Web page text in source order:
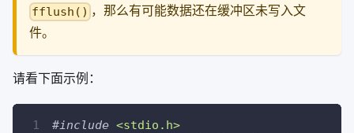
fflush() ，那么有可能数据还在缓冲区未写入文
件。
请看下面示例：
#include <stdio.h>